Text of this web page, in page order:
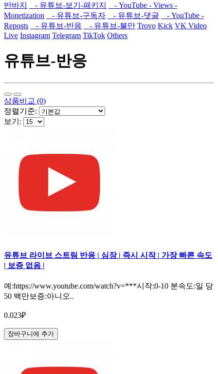
반바지
- 유튜브-보기-패키지
- YouTube - Views -
Monetization
- 유튜브-구독자 - 유튜브-댓글
- YouTube -
Reposts
- 유튜브-반응 - 유튜브-불만 Trovo Kick VK Video
Live Instagram Telegram TikTok Others
유튜브-반응
상품비교 (0)
정렬기준:
보기:
유튜브 라이브 스트림 반응 | 심장 | 즉시 시작 | 가장 빠른 속도
| 보증 없음 |
예:https://www.youtube.com/watch?v=***시작:0-10 분속도:일 당
50 백만보증:아니오..
0.023₽
장바구니에 추가